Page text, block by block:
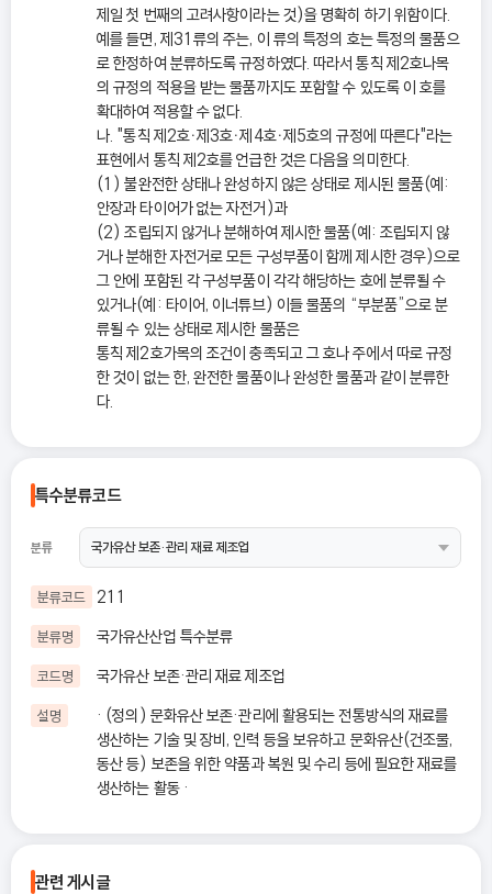
제일 첫 번째의 고려사항이라는 것)을 명확히 하기 위함이다.
예를 들면, 제31류의 주는, 이 류의 특정의 호는 특정의 물품으
로 한정하여 분류하도록 규정하였다. 따라서 통칙 제2호나목
의 규정의 적용을 받는 물품까지도 포함할 수 있도록 이 호를
확대하여 적용할 수 없다.
나. "통칙 제2호ㆍ제3호ㆍ제4호ㆍ제5호의 규정에 따른다"라는
표현에서 통칙 제2호를 언급한 것은 다음을 의미한다.
(1) 불완전한 상태나 완성하지 않은 상태로 제시된 물품(예:
안장과 타이어가 없는 자전거)과
(2) 조립되지 않거나 분해하여 제시한 물품(예: 조립되지 않
거나 분해한 자전거로 모든 구성부품이 함께 제시한 경우)으로
그 안에 포함된 각 구성부품이 각각 해당하는 호에 분류될 수
있거나(예: 타이어, 이너튜브) 이들 물품의 “부분품”으로 분
류될 수 있는 상태로 제시한 물품은
통칙 제2호가목의 조건이 충족되고 그 호나 주에서 따로 규정
한 것이 없는 한, 완전한 물품이나 완성한 물품과 같이 분류한
다.
특수분류코드
분류
분류코드 211
분류명 국가유산산업 특수분류
코드명 국가유산 보존·관리 재료 제조업
설명
· (정의) 문화유산 보존·관리에 활용되는 전통방식의 재료를
생산하는 기술 및 장비, 인력 등을 보유하고 문화유산(건조물,
동산 등) 보존을 위한 약품과 복원 및 수리 등에 필요한 재료를
생산하는 활동 ·
관련 게시글